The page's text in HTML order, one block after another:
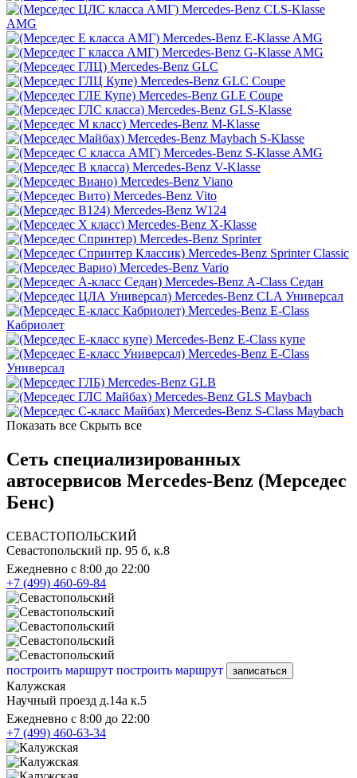
Mercedes-Benz CLS-Klasse
AMG
Mercedes-Benz E-Klasse AMG
Mercedes-Benz G-Klasse AMG
Mercedes-Benz GLC
Mercedes-Benz GLC Coupe
Mercedes-Benz GLE Coupe
Mercedes-Benz GLS-Klasse
Mercedes-Benz M-Klasse
Mercedes-Benz Maybach S-Klasse
Mercedes-Benz S-Klasse AMG
Mercedes-Benz V-Klasse
Mercedes-Benz Viano
Mercedes-Benz Vito
Mercedes-Benz W124
Mercedes-Benz X-Klasse
Mercedes-Benz Sprinter
Mercedes-Benz Sprinter Classic
Mercedes-Benz Vario
Mercedes-Benz A-Class Седан
Mercedes-Benz CLA Универсал
Mercedes-Benz E-Class
Кабриолет
Mercedes-Benz E-Class купе
Mercedes-Benz E-Class
Универсал
Mercedes-Benz GLB
Mercedes-Benz GLS Maybach
Mercedes-Benz S-Class Maybach
Показать все Скрыть все
Сеть специализированных
автосервисов Mercedes-Benz (Мерседес
Бенс)
СЕВАСТОПОЛЬСКИЙ
Севастопольский пр. 95 б, к.8
Ежедневно с 8:00 до 22:00
+7 (499) 460-69-84
построить маршрут построить маршрут записаться
Калужская
Научный проезд д.14а к.5
Ежедневно с 8:00 до 22:00
+7 (499) 460-63-34